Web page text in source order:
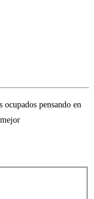
ocupados pensando en